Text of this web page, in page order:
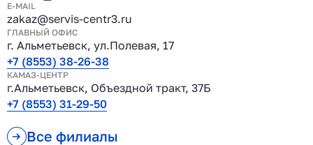
E-MAIL
zakaz@servis-centr3.ru
ГЛАВНЫЙ ОФИС
г. Альметьевск, ул.Полевая, 17
+7 (8553) 38-26-38
КАМАЗ-ЦЕНТР
г.Альметьевск, Объездной тракт, 37Б
+7 (8553) 31-29-50
Все филиалы